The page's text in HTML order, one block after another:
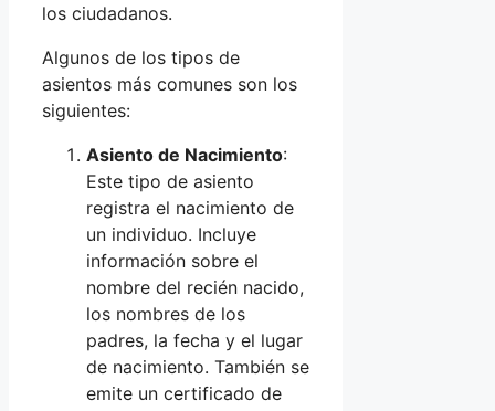
los ciudadanos.
Algunos de los tipos de
asientos más comunes son los
siguientes:
Asiento de Nacimiento:
Este tipo de asiento
registra el nacimiento de
un individuo. Incluye
información sobre el
nombre del recién nacido,
los nombres de los
padres, la fecha y el lugar
de nacimiento. También se
emite un certificado de